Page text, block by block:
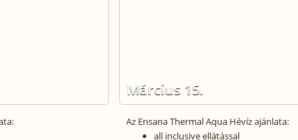
Március 15.
Az Ensana Thermal Aqua Hévíz ajánlata:
all inclusive ellátással